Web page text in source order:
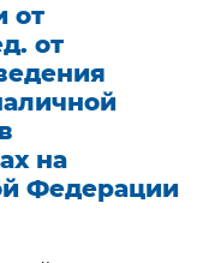
от
от
на
Федерации